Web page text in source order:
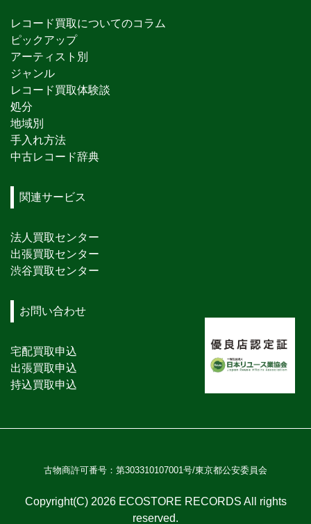
レコード買取についてのコラム
ピックアップ
アーティスト別
ジャンル
レコード買取体験談
処分
地域別
手入れ方法
中古レコード辞典
関連サービス
法人買取センター
出張買取センター
渋谷買取センター
お問い合わせ
宅配買取申込
出張買取申込
持込買取申込
古物商許可番号：第303310107001号/東京都公安委員会
Copyright(C) 2026 ECOSTORE RECORDS All rights
reserved.